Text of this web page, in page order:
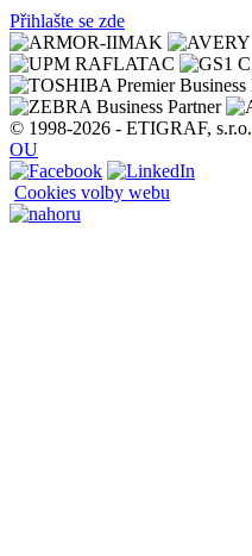
Přihlašte se zde
© 1998-2026 - ETIGRAF, s.r.o.
OU
Cookies volby webu